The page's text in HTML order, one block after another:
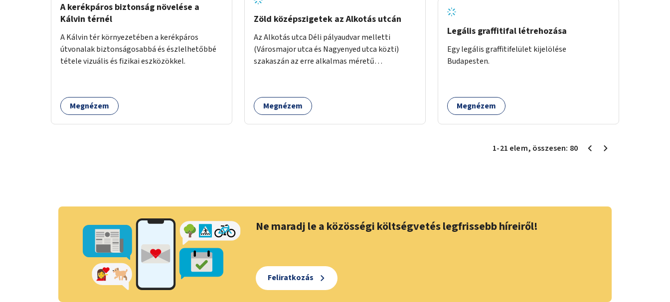
A kerékpáros biztonság növelése a
Kálvin térnél
A Kálvin tér környezetében a kerékpáros
útvonalak biztonságosabbá és észlelhetőbbé
tétele vizuális és fizikai eszközökkel.
Megnézem
Zöld középszigetek az Alkotás utcán
Az Alkotás utca Déli pályaudvar melletti
(Városmajor utca és Nagyenyed utca közti)
szakaszán az erre alkalmas méretű
Megnézem
Legális graffitifal létrehozása
Egy legális graffitifelület kijelölése
Budapesten.
Megnézem
1-21 elem, összesen: 80
Ne maradj le a közösségi költségvetés legfrissebb híreiről!
Feliratkozás